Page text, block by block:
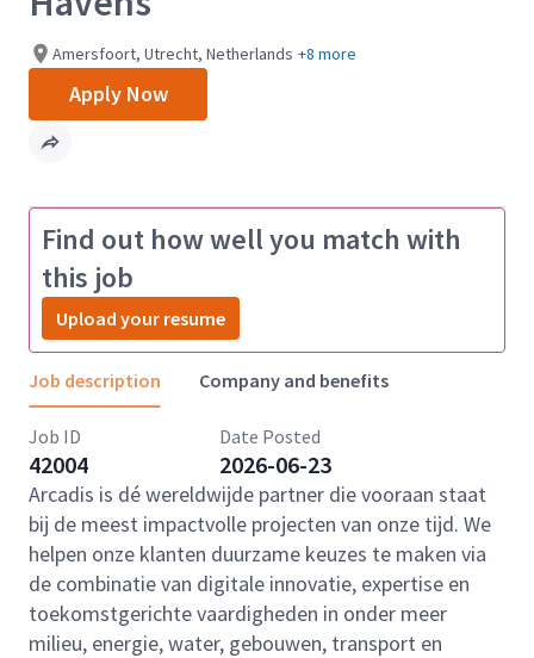
Amersfoort, Utrecht, Netherlands +8 more
Apply Now
Find out how well you match with
this job
Upload your resume
Job description Company and benefits
Job ID
42004
Date Posted
2026-06-23
Arcadis is dé wereldwijde partner die vooraan staat
bij de meest impactvolle projecten van onze tijd. We
helpen onze klanten duurzame keuzes te maken via
de combinatie van digitale innovatie, expertise en
toekomstgerichte vaardigheden in onder meer
milieu, energie, water, gebouwen, transport en